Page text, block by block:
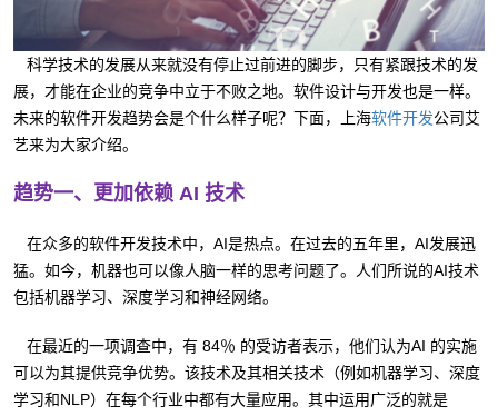
科学技术的发展从来就没有停止过前进的脚步，只有紧跟技术的发
展，才能在企业的竞争中立于不败之地。软件设计与开发也是一样。
未来的软件开发趋势会是个什么样子呢？下面，上海软件开发公司艾
艺来为大家介绍。
趋势一、更加依赖 AI 技术
在众多的软件开发技术中，AI是热点。在过去的五年里，AI发展迅
猛。如今，机器也可以像人脑一样的思考问题了。人们所说的AI技术
包括机器学习、深度学习和神经网络。
在最近的一项调查中，有 84％ 的受访者表示，他们认为AI 的实施
可以为其提供竞争优势。该技术及其相关技术（例如机器学习、深度
学习和NLP）在每个行业中都有大量应用。其中运用广泛的就是